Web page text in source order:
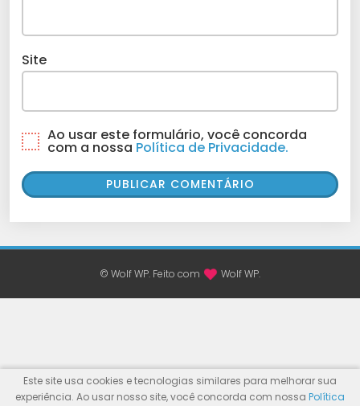
Site
Ao usar este formulário, você concorda
com a nossa Política de Privacidade.
© Wolf WP. Feito com Wolf WP.
Este site usa cookies e tecnologias similares para melhorar sua
experiência. Ao usar nosso site, você concorda com nossa Política